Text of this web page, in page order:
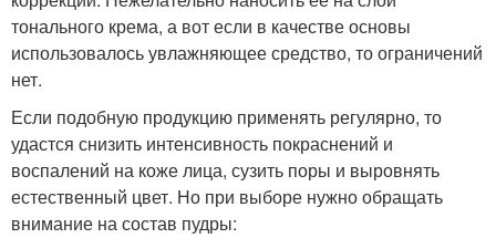
тонального крема, а вот если в качестве основы
использовалось увлажняющее средство, то ограничений
нет.
Если подобную продукцию применять регулярно, то
удастся снизить интенсивность покраснений и
воспалений на коже лица, сузить поры и выровнять
естественный цвет. Но при выборе нужно обращать
внимание на состав пудры: